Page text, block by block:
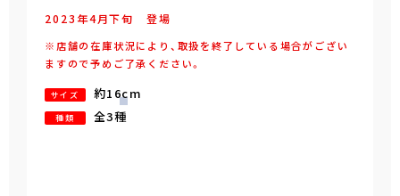
2023年4月下旬 登場
※店舗の在庫状況により、取扱を終了している場合がござい
ますので予めご了承ください。
サイズ 約16cm
種類 全3種